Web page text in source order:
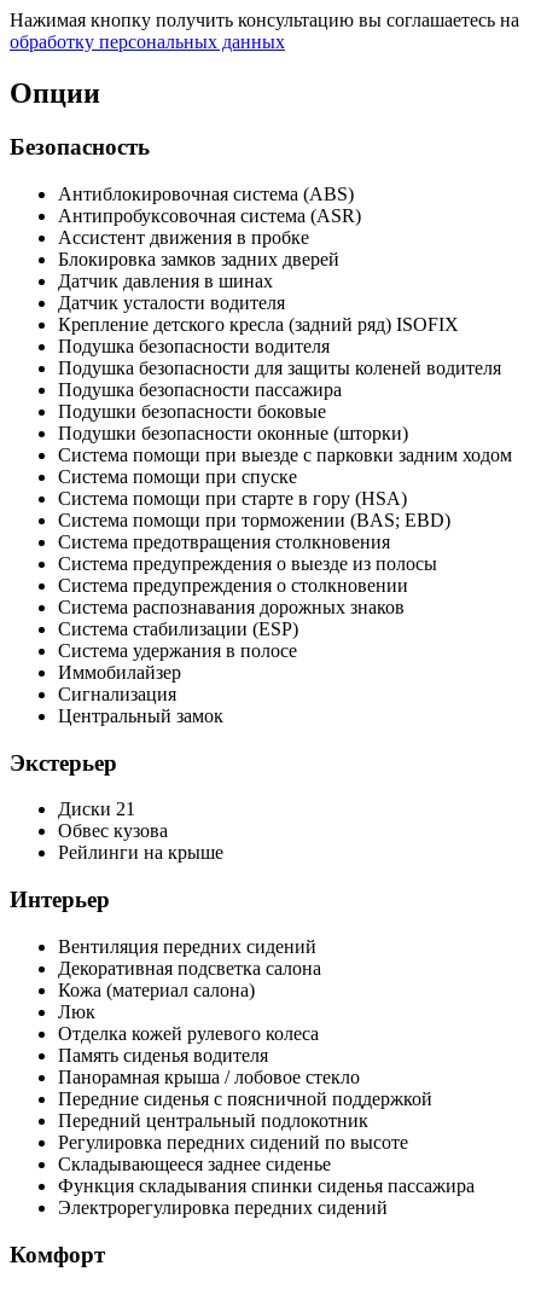
Нажимая кнопку получить консультацию вы соглашаетесь на
обработку персональных данных
Опции
Безопасность
Антиблокировочная система (ABS)
Антипробуксовочная система (ASR)
Ассистент движения в пробке
Блокировка замков задних дверей
Датчик давления в шинах
Датчик усталости водителя
Крепление детского кресла (задний ряд) ISOFIX
Подушка безопасности водителя
Подушка безопасности для защиты коленей водителя
Подушка безопасности пассажира
Подушки безопасности боковые
Подушки безопасности оконные (шторки)
Система помощи при выезде с парковки задним ходом
Система помощи при спуске
Система помощи при старте в гору (HSA)
Система помощи при торможении (BAS; EBD)
Система предотвращения столкновения
Система предупреждения о выезде из полосы
Система предупреждения о столкновении
Система распознавания дорожных знаков
Система стабилизации (ESP)
Система удержания в полосе
Иммобилайзер
Сигнализация
Центральный замок
Экстерьер
Диски 21
Обвес кузова
Рейлинги на крыше
Интерьер
Вентиляция передних сидений
Декоративная подсветка салона
Кожа (материал салона)
Люк
Отделка кожей рулевого колеса
Память сиденья водителя
Панорамная крыша / лобовое стекло
Передние сиденья с поясничной поддержкой
Передний центральный подлокотник
Регулировка передних сидений по высоте
Складывающееся заднее сиденье
Функция складывания спинки сиденья пассажира
Электрорегулировка передних сидений
Комфорт